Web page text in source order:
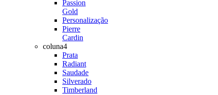
Passion
Gold
Personalização
Pierre
Cardin
coluna4
Prata
Radiant
Saudade
Silverado
Timberland